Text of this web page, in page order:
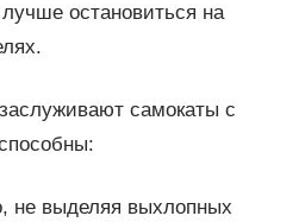
остановиться на
самокаты с
не выделяя выхлопных